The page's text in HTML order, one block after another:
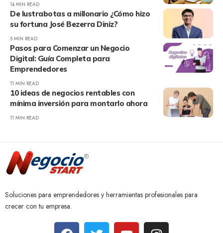
14 MIN READ
De lustrabotas a millonario ¿Cómo hizo
su fortuna José Bezerra Diniz?
5 MIN READ
Pasos para Comenzar un Negocio
Digital: Guía Completa para
Emprendedores
11 MIN READ
10 ideas de negocios rentables con
mínima inversión para montarlo ahora
11 MIN READ
Soluciones para emprendedores y herramientas profesionales para
crecer con tu empresa.